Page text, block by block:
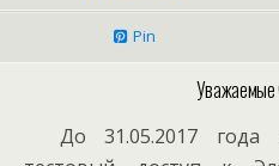
Pin
Уважаемые
До 31.05.2017 года